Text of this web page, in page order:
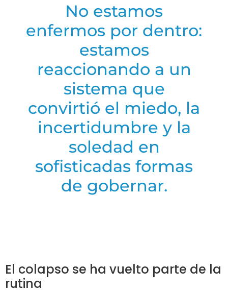
No estamos
enfermos por dentro:
estamos
reaccionando a un
sistema que
convirtió el miedo, la
incertidumbre y la
soledad en
sofisticadas formas
de gobernar.
El colapso se ha vuelto parte de la
rutina